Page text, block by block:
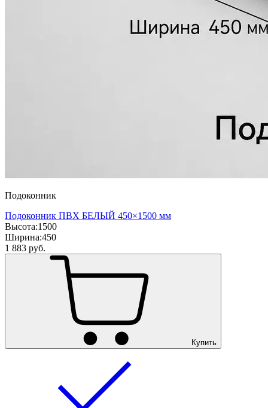
Подоконник
Подоконник ПВХ БЕЛЫЙ 450×1500 мм
Высота:1500
Ширина:450
1 883 руб.
Купить